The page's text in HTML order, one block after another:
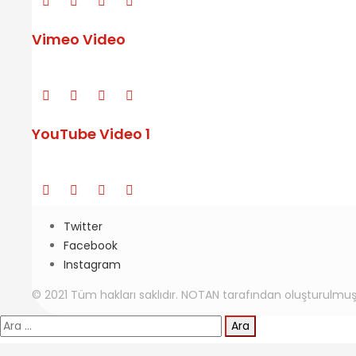
Vimeo Video
YouTube Video 1
Twitter
Facebook
Instagram
© 2021 Tüm hakları saklıdır. NOTAN tarafından
Arama: